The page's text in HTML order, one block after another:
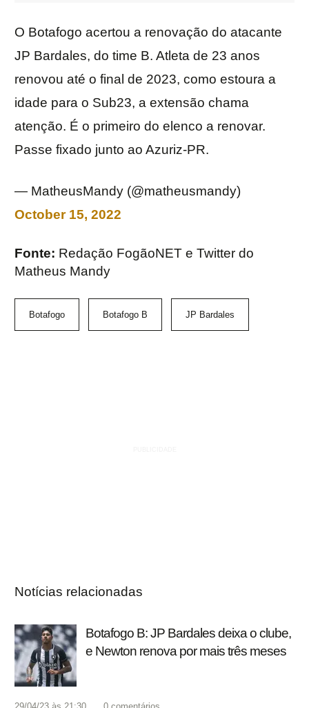
O Botafogo acertou a renovação do atacante
JP Bardales, do time B. Atleta de 23 anos
renovou até o final de 2023, como estoura a
idade para o Sub23, a extensão chama
atenção. É o primeiro do elenco a renovar.
Passe fixado junto ao Azuriz-PR.
— MatheusMandy (@matheusmandy)
October 15, 2022
Fonte: Redação FogãoNET e Twitter do
Matheus Mandy
Botafogo Botafogo B JP Bardales
Notícias relacionadas
Botafogo B: JP Bardales deixa o clube,
e Newton renova por mais três meses